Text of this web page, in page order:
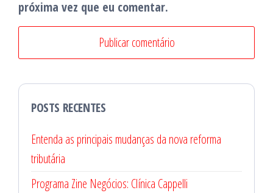
próxima vez que eu comentar.
POSTS RECENTES
Entenda as principais mudanças da nova reforma
tributária
Programa Zine Negócios: Clínica Cappelli